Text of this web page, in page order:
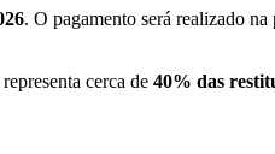
. O pagamento será realizado
cerca de 40% das